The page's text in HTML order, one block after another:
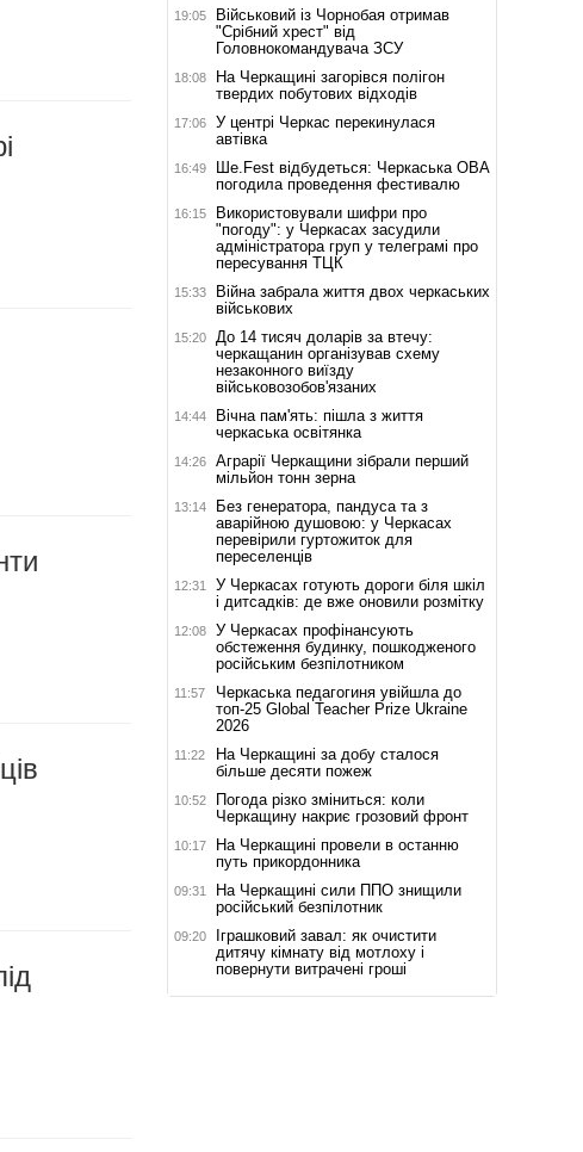
19:05
Військовий із Чорнобая отримав
"Срібний хрест" від
Головнокомандувача ЗСУ
18:08
На Черкащині загорівся полігон
твердих побутових відходів
17:06
У центрі Черкас перекинулася
автівка
16:49
Ше.Fest відбудеться: Черкаська ОВА
погодила проведення фестивалю
16:15
Використовували шифри про
"погоду": у Черкасах засудили
адміністратора груп у телеграмі про
пересування ТЦК
15:33
Війна забрала життя двох черкаських
військових
15:20
До 14 тисяч доларів за втечу:
черкащанин організував схему
незаконного виїзду
військовозобов'язаних
14:44
Вічна пам'ять: пішла з життя
черкаська освітянка
14:26
Аграрії Черкащини зібрали перший
мільйон тонн зерна
13:14
Без генератора, пандуса та з
аварійною душовою: у Черкасах
перевірили гуртожиток для
переселенців
12:31
У Черкасах готують дороги біля шкіл
і дитсадків: де вже оновили розмітку
12:08
У Черкасах профінансують
обстеження будинку, пошкодженого
російським безпілотником
11:57
Черкаська педагогиня увійшла до
топ-25 Global Teacher Prize Ukraine
2026
11:22
На Черкащині за добу сталося
більше десяти пожеж
10:52
Погода різко зміниться: коли
Черкащину накриє грозовий фронт
10:17
На Черкащині провели в останню
путь прикордонника
09:31
На Черкащині сили ППО знищили
російський безпілотник
09:20
Іграшковий завал: як очистити
дитячу кімнату від мотлоху і
повернути витрачені гроші